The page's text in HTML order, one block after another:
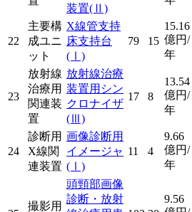
装置(Ⅱ)
22
主要構
成ユニ
ット
X線管支持
床支持台
(Ⅰ)
79 15
15.16
億円/
年
23
放射線
治療用
関連装
置
放射線治療
装置用シン
クロナイザ
(Ⅲ)
17 8
13.54
億円/
年
24
診断用
X線関
連装置
画像診断用
イメージャ
(Ⅰ)
11 4
9.66
億円/
年
撮影用
頭頸部画像
診断・放射
9.56